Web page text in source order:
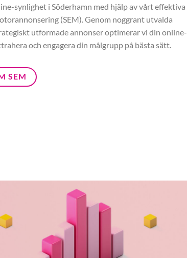
synlighet i Söderhamn med hjälp av vårt effektiva
(SEM). Genom noggrant utvalda
utformade annonser optimerar vi din online-
och engagera din målgrupp på bästa sätt.
SEM